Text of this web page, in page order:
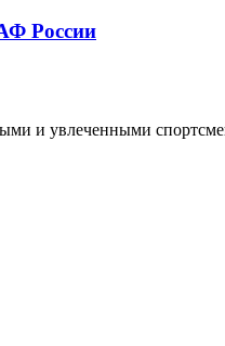
России
и увлеченными